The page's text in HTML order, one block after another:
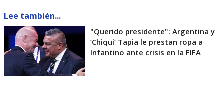
Lee también...
"Querido presidente": Argentina y
’Chiqui’ Tapia le prestan ropa a
Infantino ante crisis en la FIFA